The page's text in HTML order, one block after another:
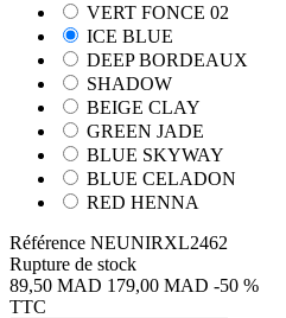
VERT FONCE 02
ICE BLUE
DEEP BORDEAUX
SHADOW
BEIGE CLAY
GREEN JADE
BLUE SKYWAY
BLUE CELADON
RED HENNA
Référence NEUNIRXL2462
Rupture de stock
89,50 MAD 179,00 MAD -50 %
TTC